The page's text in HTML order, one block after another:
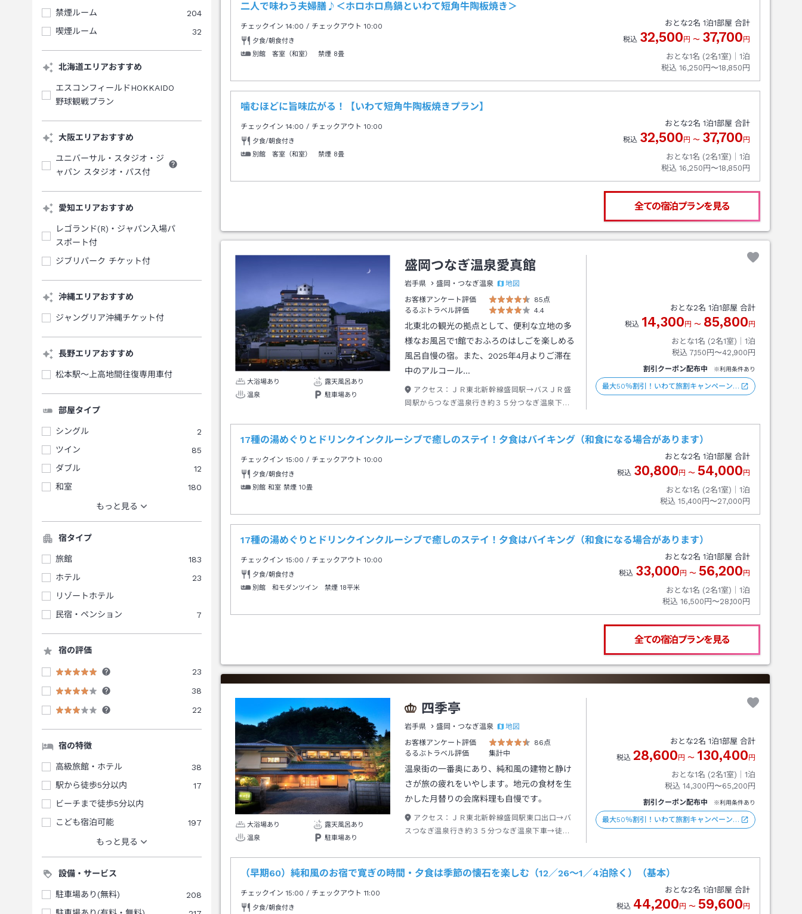
禁煙ルーム
204
喫煙ルーム
32
北海道エリアおすすめ
エスコンフィールドHOKKAIDO
野球観戦プラン
大阪エリアおすすめ
ユニバーサル・スタジオ・ジ
ャパン スタジオ・パス付
愛知エリアおすすめ
レゴランド(R)・ジャパン入場パ
スポート付
ジブリパーク チケット付
沖縄エリアおすすめ
ジャングリア沖縄チケット付
長野エリアおすすめ
松本駅～上高地間往復専用車付
部屋タイプ
シングル
2
ツイン
85
ダブル
12
和室
180
もっと見る
宿タイプ
旅館
183
ホテル
23
リゾートホテル
民宿・ペンション
7
宿の評価
23
38
22
宿の特徴
高級旅館・ホテル
38
駅から徒歩5分以内
17
ビーチまで徒歩5分以内
こども宿泊可能
197
もっと見る
設備・サービス
駐車場あり(無料)
208
二人で味わう夫婦膳♪＜ホロホロ鳥鍋といわて短角牛陶板焼き＞
チェックイン14:00 / チェックアウト 10:00
夕食/朝食付き
別館 客室（和室） 禁煙 8畳
おとな2名 1泊1部屋 合計
税込 32,500 円 〜 37,700 円
おとな1名 (2名1室)｜ 1泊
税込 16,250円〜18,850円
噛むほどに旨味広がる！【いわて短角牛陶板焼きプラン】
チェックイン14:00 / チェックアウト 10:00
夕食/朝食付き
別館 客室（和室） 禁煙 8畳
おとな2名 1泊1部屋 合計
税込 32,500 円 〜 37,700 円
おとな1名 (2名1室)｜ 1泊
税込 16,250円〜18,850円
全ての宿泊プランを見る
大浴場あり
露天風呂あり
温泉
駐車場あり
盛岡つなぎ温泉愛真館
岩手県 盛岡・つなぎ温泉
地図
お客様アンケート評価
85点
るるぶトラベル評価
4.4
北東北の観光の拠点として、便利な立地の多
様なお風呂で1館でおふろのはしごを楽しめる
風呂自慢の宿。また、2025年4月よりご滞在
中のアルコール…
アクセス：
ＪＲ東北新幹線盛岡駅→バスＪＲ盛
岡駅からつなぎ温泉行き約３５分つなぎ温泉下車
おとな2名 1泊1部屋 合計
税込 14,300 円 〜 85,800 円
おとな1名 (2名1室)｜ 1泊
税込 7,150円〜42,900円
割引クーポン配布中 ※利用条件あり
最大50％割引！いわて旅割キャンペーン…
17種の湯めぐりとドリンクインクルーシブで癒しのステイ！夕食はバイキング（和食になる場合があります）
チェックイン15:00 / チェックアウト 10:00
夕食/朝食付き
別館 和室 禁煙 10畳
おとな2名 1泊1部屋 合計
税込 30,800 円 〜 54,000 円
おとな1名 (2名1室)｜ 1泊
税込 15,400円〜27,000円
17種の湯めぐりとドリンクインクルーシブで癒しのステイ！夕食はバイキング（和食になる場合があります）
チェックイン15:00 / チェックアウト 10:00
夕食/朝食付き
別館 和モダンツイン 禁煙 18平米
おとな2名 1泊1部屋 合計
税込 33,000 円 〜 56,200 円
おとな1名 (2名1室)｜ 1泊
税込 16,500円〜28,100円
全ての宿泊プランを見る
大浴場あり
露天風呂あり
温泉
駐車場あり
四季亭
岩手県 盛岡・つなぎ温泉
地図
お客様アンケート評価
86点
るるぶトラベル評価
集計中
温泉街の一番奥にあり、純和風の建物と静け
さが旅の疲れをいやします。地元の食材を生
かした月替りの会席料理も自慢です。
アクセス：
ＪＲ東北新幹線盛岡駅東口出口→バ
スつなぎ温泉行き約３５分つなぎ温泉下車→徒歩
おとな2名 1泊1部屋 合計
税込 28,600 円 〜 130,400 円
おとな1名 (2名1室)｜ 1泊
税込 14,300円〜65,200円
割引クーポン配布中 ※利用条件あり
最大50％割引！いわて旅割キャンペーン…
（早期60）純和風のお宿で寛ぎの時間・夕食は季節の懐石を楽しむ（12／26～1／4泊除く）（基本）
チェックイン15:00 / チェックアウト 11:00
夕食/朝食付き
おとな2名 1泊1部屋 合計
税込 44,200 円 〜 59,600 円